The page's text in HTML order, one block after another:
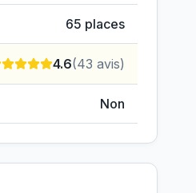
65 places
4.6(43 avis)
Non